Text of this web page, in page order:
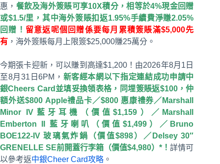
惠， 餐飲及海外簽賬可享10X積分，相等於4%現金回贈
或$1.5/里，其中海外簽賬扣返1.95%手續費淨賺2.05%
回贈！ 留意返呢個回贈係要每月累積簽賬滿$5,000先
有 ，海外簽賬每月上限簽$25,000賺25萬分。
今期張卡迎新，可以賺到高達$1,200！由2026年8月1日
至8月31日6PM， 新客經本網以下指定連結成功申請中
銀Cheers Card並填妥換領表格，同埋簽賬返$100，仲
額外送$800 Apple禮品卡／$800 惠康禮券／Marshall
Minor IV藍牙耳機（價值$1,159）／Marshall
Emberton II 藍牙喇叭（價值$1,499）／Bruno
BOE122-IV 玻璃氣炸鍋（價值$898）／Delsey 30″
GRENELLE SE前開蓋行李箱（價值$4,980）*！詳情可
以參考返中銀Cheer Card攻略 。